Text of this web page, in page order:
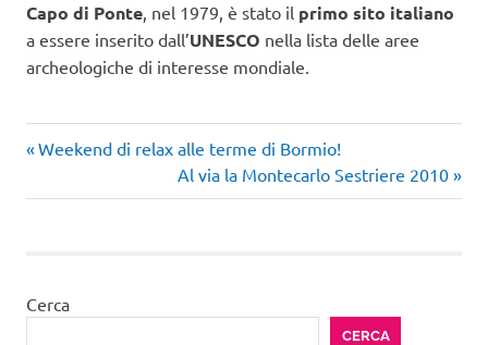
Capo di Ponte, nel 1979, è stato il primo sito italiano
a essere inserito dall’UNESCO nella lista delle aree
archeologiche di interesse mondiale.
montagna
Navigazione
articoli
Articolo
Weekend di relax alle terme di Bormio!
Articolo
successivo:
Al via la Montecarlo Sestriere 2010
Cerca
CERCA